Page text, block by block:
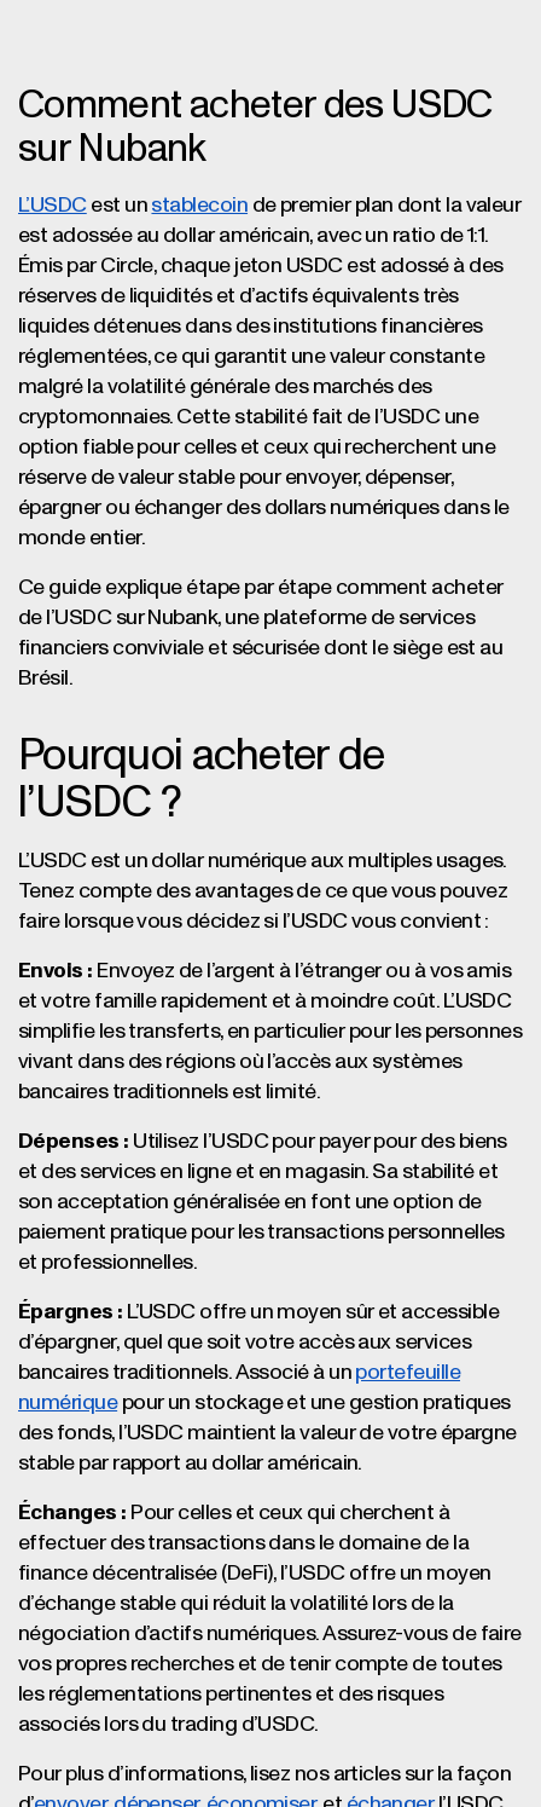
Comment acheter des USDC
sur Nubank
L’USDCest un stablecoin de premier plan dont la valeur
est adossée au dollar américain, avec un ratio de 1:1.
Émis par Circle, chaque jeton USDC est adossé à des
réserves de liquidités et d’actifs équivalents très
liquides détenues dans des institutions financières
réglementées, ce qui garantit une valeur constante
malgré la volatilité générale des marchés des
cryptomonnaies. Cette stabilité fait de l’USDC une
option fiable pour celles et ceux qui recherchent une
réserve de valeur stable pour envoyer, dépenser,
épargner ou échanger des dollars numériques dans le
monde entier.
Ce guide explique étape par étape comment acheter
de l’USDC sur Nubank, une plateforme de services
financiers conviviale et sécurisée dont le siège est au
Brésil.
Pourquoi acheter de
l’USDC ?
L’USDC est un dollar numérique aux multiples usages.
Tenez compte des avantages de ce que vous pouvez
faire lorsque vous décidez si l’USDC vous convient :
Envois : Envoyez de l’argent à l’étranger ou à vos amis
et votre famille rapidement et à moindre coût. L’USDC
simplifie les transferts, en particulier pour les personnes
vivant dans des régions où l’accès aux systèmes
bancaires traditionnels est limité.
Dépenses : Utilisez l’USDC pour payer pour des biens
et des services en ligne et en magasin. Sa stabilité et
son acceptation généralisée en font une option de
paiement pratique pour les transactions personnelles
et professionnelles.
Épargnes : L’USDC offre un moyen sûr et accessible
d’épargner, quel que soit votre accès aux services
bancaires traditionnels. Associé à un portefeuille
numériquepour un stockage et une gestion pratiques
des fonds, l’USDC maintient la valeur de votre épargne
stable par rapport au dollar américain.
Échanges : Pour celles et ceux qui cherchent à
effectuer des transactions dans le domaine de la
finance décentralisée (DeFi), l’USDC offre un moyen
d’échange stable qui réduit la volatilité lors de la
négociation d’actifs numériques. Assurez-vous de faire
vos propres recherches et de tenir compte de toutes
les réglementations pertinentes et des risques
associés lors du trading d’USDC.
Pour plus d’informations, lisez nos articles sur la façon